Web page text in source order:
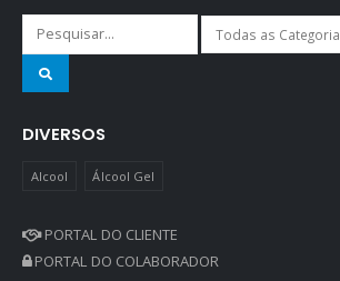
DIVERSOS
Alcool Álcool Gel
PORTAL DO CLIENTE
PORTAL DO COLABORADOR